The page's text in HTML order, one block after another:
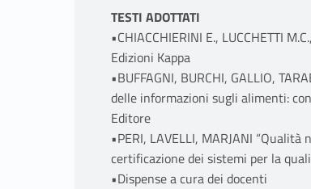
TESTI ADOTTATI
•CHIACCHIERINI E., LUCCHETTI
Edizioni Kappa
•BUFFAGNI, BURCHI, GALLIO,
delle informazioni sugli alimenti:
Editore
•PERI, LAVELLI, MARJANI
certificazione dei sistemi per la
•Dispense a cura dei docenti